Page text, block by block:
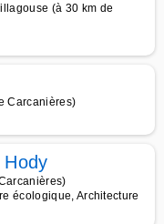
(à 30 km de
Carcanières)
écologique, Architecture